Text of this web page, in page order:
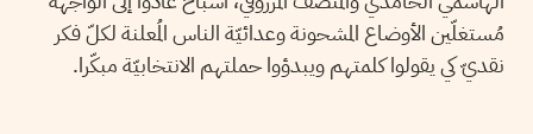
مُستغلّين الأوضاع المشحونة وعدائيّة الناس المُعلنة لكلّ فكر
نقديّ كي يقولوا كلمتهم ويبدؤوا حملتهم الانتخابيّة مبكّرا.